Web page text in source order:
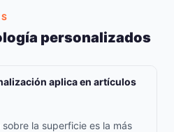
personalizados
aplica en artículos
la superficie es la más